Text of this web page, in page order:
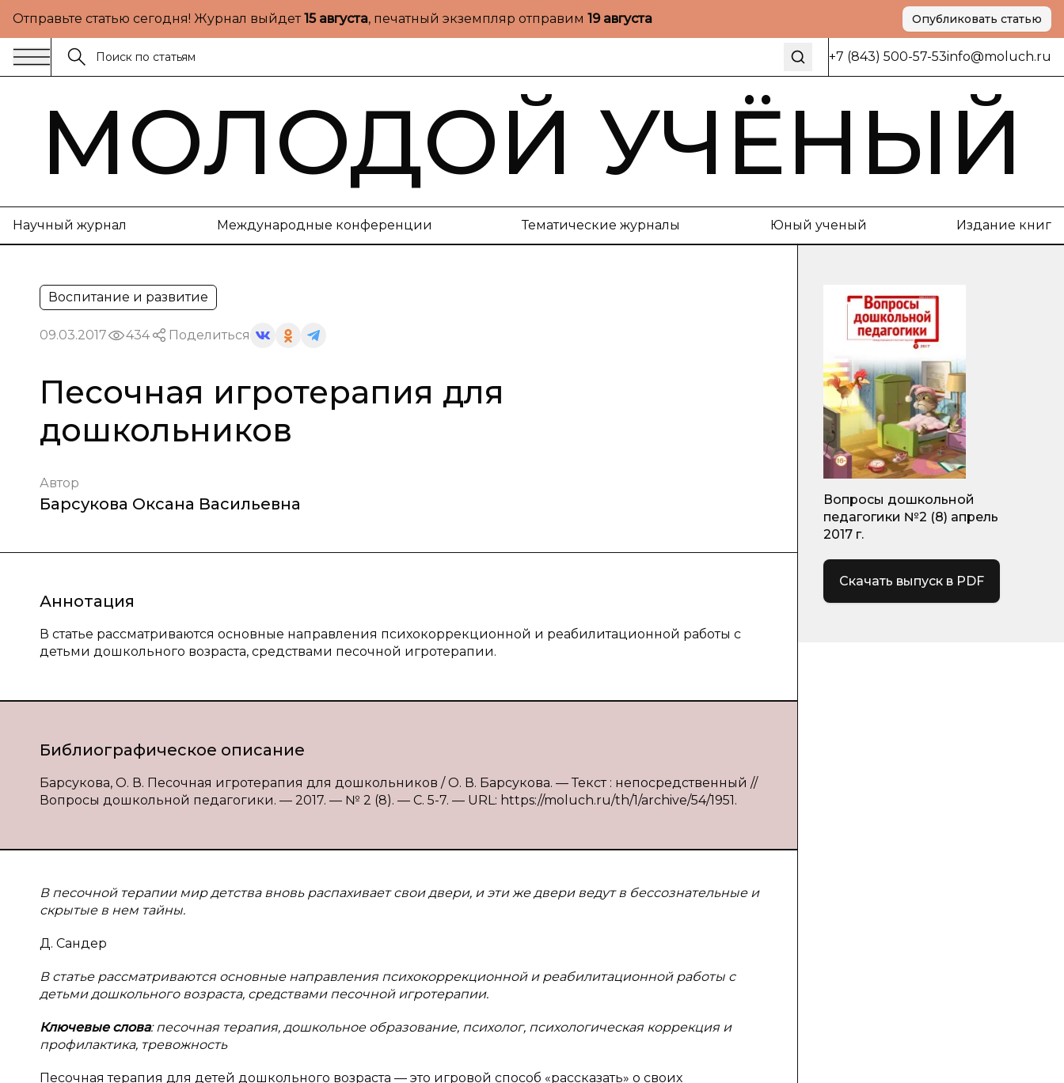
Отправьте статью сегодня! Журнал выйдет15 августа, печатный экземпляр отправим 19 августа Опубликовать статью
+7 (843) 500-57-53info@moluch.ru
МОЛОДОЙ УЧЁНЫЙ
Научный журнал Международные конференции Тематические журналы Юный ученый Издание книг
Воспитание и развитие
09.03.2017 434 Поделиться
Песочная игротерапия для
дошкольников
Автор
Барсукова Оксана Васильевна
Аннотация
В статье рассматриваются основные направления психокоррекционной и реабилитационной работы с
детьми дошкольного возраста, средствами песочной игротерапии.
Библиографическое описание
Барсукова, О. В. Песочная игротерапия для дошкольников / О. В. Барсукова. — Текст : непосредственный //
Вопросы дошкольной педагогики. — 2017. — № 2 (8). — С. 5-7. — URL: https://moluch.ru/th/1/archive/54/1951.
В песочной терапии мир детства вновь распахивает свои двери, и эти же двери ведут в бессознательные и
скрытые в нем тайны.
Д. Сандер
В статье рассматриваются основные направления психокоррекционной и реабилитационной работы с
детьми дошкольного возраста, средствами песочной игротерапии.
Ключевые слова: песочная терапия, дошкольное образование, психолог, психологическая коррекция и
профилактика, тревожность
Песочная терапия для детей дошкольного возраста — это игровой способ «рассказать» о своих
Вопросы дошкольной
педагогики №2 (8) апрель
2017 г.
Скачать выпуск в PDF